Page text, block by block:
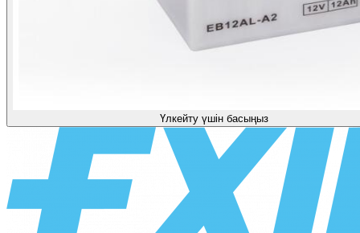
Үлкейту үшін басыңыз